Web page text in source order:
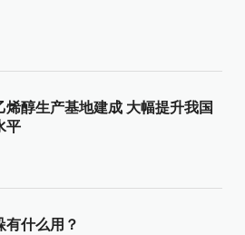
醇生产基地建成 大幅提升我国
平
有什么用？